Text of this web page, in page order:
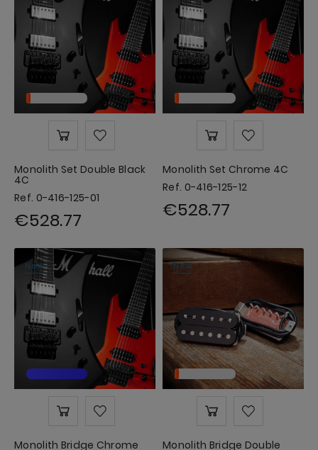
Monolith Set Double Black
4C
Ref. 0-416-125-01
€528.77
Monolith Set Chrome 4C
Ref. 0-416-125-12
€528.77
New
Monolith Bridge Chrome
New
Monolith Bridge Double